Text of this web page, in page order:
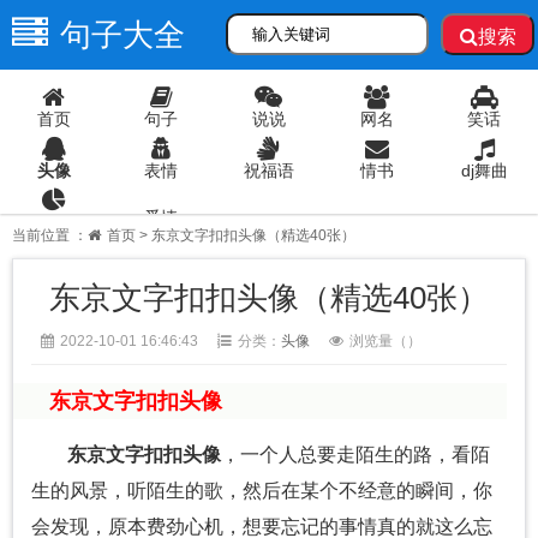
句子大全 搜索
首页 句子 说说 网名 笑话
头像 表情 祝福语 情书 dj舞曲
爱情
当前位置 ： 首页 > 东京文字扣扣头像（精选40张）
东京文字扣扣头像（精选40张）
2022-10-01 16:46:43 分类： 头像 浏览量（ ）
东京文字扣扣头像
东京文字扣扣头像 ，一个人总要走陌生的路，看陌
生的风景，听陌生的歌，然后在某个不经意的瞬间，你
会发现，原本费劲心机，想要忘记的事情真的就这么忘